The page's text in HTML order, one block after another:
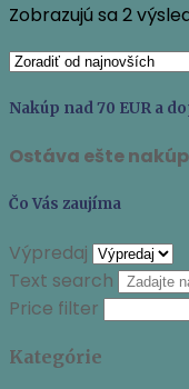
Zobrazujú sa 2
Nakúp nad 70 EUR a
Ostáva ešte
Čo Vás zaujíma
Výpredaj
Text search
Price filter
Kategórie